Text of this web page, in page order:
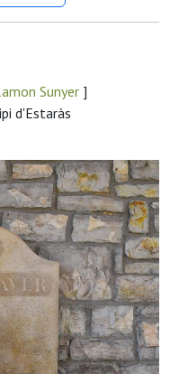
Sunyer ]
d'Estaràs